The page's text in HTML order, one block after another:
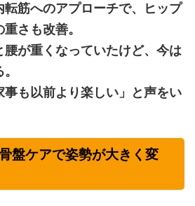
筋へのアプローチで、ヒップ
さも改善。
腰が重くなっていたけど、今は
事も以前より楽しい」と声をい
盤ケアで姿勢が大きく変